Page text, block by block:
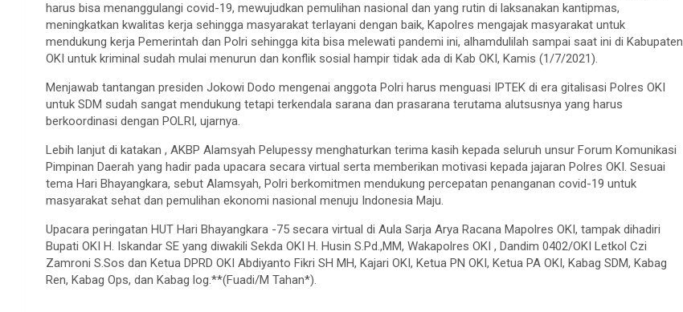
harus bisa menanggulangi covid-19, mewujudkan pemulihan nasional dan yang rutin di laksanakan kantipmas,
meningkatkan kwalitas kerja sehingga masyarakat terlayani dengan baik, Kapolres mengajak masyarakat untuk
mendukung kerja Pemerintah dan Polri sehingga kita bisa melewati pandemi ini, alhamdulilah sampai saat ini di Kabupaten
OKI untuk kriminal sudah mulai menurun dan konflik sosial hampir tidak ada di Kab OKI, Kamis (1/7/2021).
Menjawab tantangan presiden Jokowi Dodo mengenai anggota Polri harus menguasi IPTEK di era gitalisasi Polres OKI
untuk SDM sudah sangat mendukung tetapi terkendala sarana dan prasarana terutama alutsusnya yang harus
berkoordinasi dengan POLRI, ujarnya.
Lebih lanjut di katakan , AKBP Alamsyah Pelupessy menghaturkan terima kasih kepada seluruh unsur Forum Komunikasi
Pimpinan Daerah yang hadir pada upacara secara virtual serta memberikan motivasi kepada jajaran Polres OKI. Sesuai
tema Hari Bhayangkara, sebut Alamsyah, Polri berkomitmen mendukung percepatan penanganan covid-19 untuk
masyarakat sehat dan pemulihan ekonomi nasional menuju Indonesia Maju.
Upacara peringatan HUT Hari Bhayangkara -75 secara virtual di Aula Sarja Arya Racana Mapolres OKI, tampak dihadiri
Bupati OKI H. Iskandar SE yang diwakili Sekda OKI H. Husin S.Pd.,MM, Wakapolres OKI , Dandim 0402/OKI Letkol Czi
Zamroni S.Sos dan Ketua DPRD OKI Abdiyanto Fikri SH MH, Kajari OKI, Ketua PN OKI, Ketua PA OKI, Kabag SDM, Kabag
Ren, Kabag Ops, dan Kabag log.**(Fuadi/M Tahan*).